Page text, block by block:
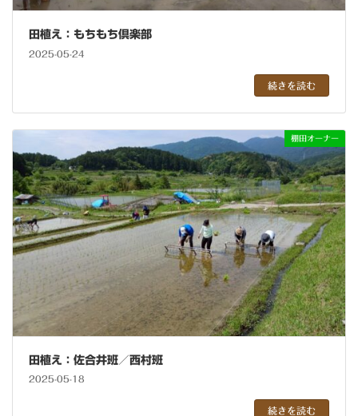
田植え：もちもち倶楽部
2025-05-24
続きを読む
棚田オーナー
田植え：佐合井班／西村班
2025-05-18
続きを読む